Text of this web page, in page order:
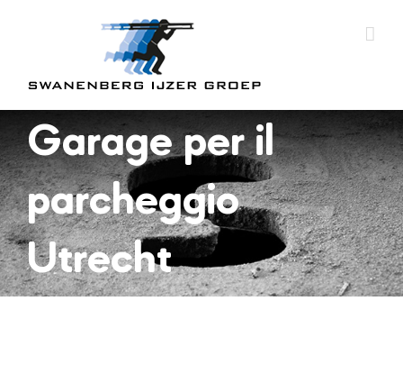
Garage per il
parcheggio
Utrecht